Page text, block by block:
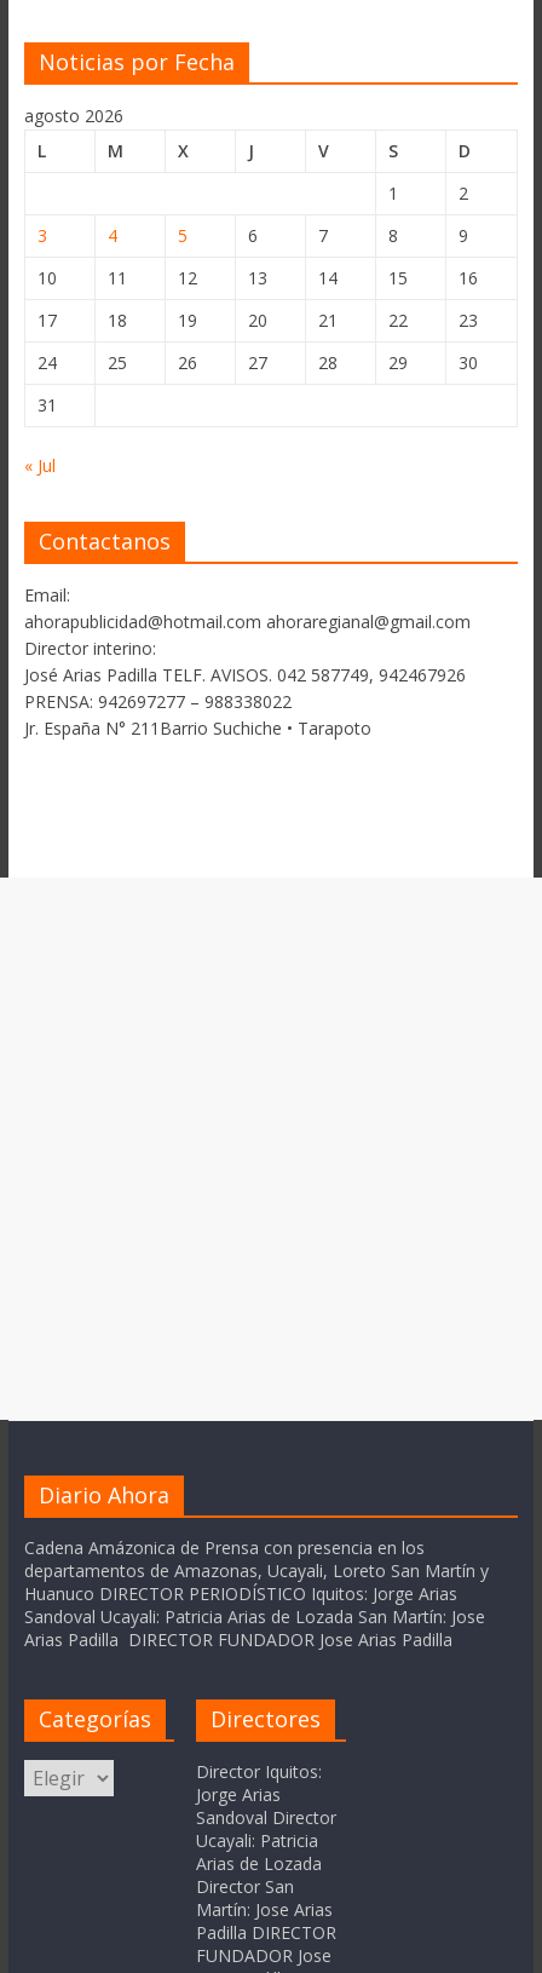
Noticias por Fecha
agosto 2026
L
M X J V S
D
1
2
3
4 5 6 7 8
9
10
11 12 13 14 15
16
17
18 19 20 21 22
23
24
25 26 27 28 29
30
31
« Jul
Contactanos
Email:
ahorapublicidad@hotmail.com ahoraregianal@gmail.com
Director interino:
José Arias Padilla TELF. AVISOS. 042 587749, 942467926
PRENSA: 942697277 – 988338022
Jr. España N° 211Barrio Suchiche • Tarapoto
Diario Ahora
Cadena Amázonica de Prensa con presencia en los
departamentos de Amazonas, Ucayali, Loreto San Martín y
Huanuco DIRECTOR PERIODÍSTICO Iquitos: Jorge Arias
Sandoval Ucayali: Patricia Arias de Lozada San Martín: Jose
Arias Padilla DIRECTOR FUNDADOR Jose Arias Padilla
Categorías
Categorías
Directores
Director Iquitos:
Jorge Arias
Sandoval Director
Ucayali: Patricia
Arias de Lozada
Director San
Martín: Jose Arias
Padilla DIRECTOR
FUNDADOR Jose